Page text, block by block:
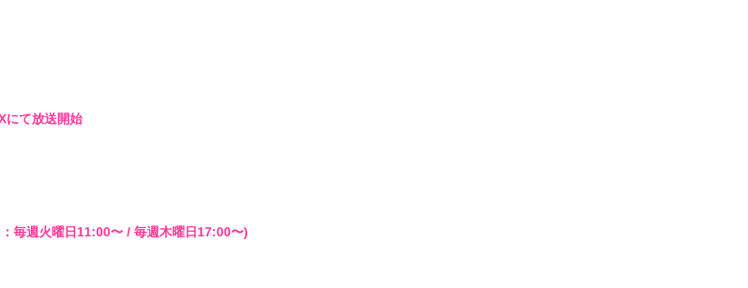
にて放送開始
毎週火曜日11:00〜 / 毎週木曜日17:00〜)